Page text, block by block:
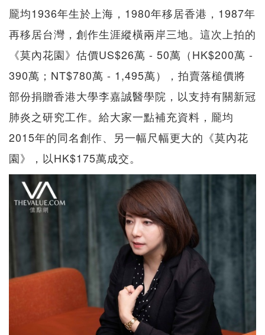
龎均1936年生於上海，1980年移居香港，1987年
再移居台灣，創作生涯縱橫兩岸三地。這次上拍的
《莫內花園》估價US$26萬 - 50萬（HK$200萬 -
390萬；NT$780萬 - 1,495萬），拍賣落槌價將
部份捐贈香港大學李嘉誠醫學院，以支持有關新冠
肺炎之研究工作。給大家一點補充資料，龎均
2015年的同名創作、另一幅尺幅更大的《莫內花
園》，以HK$175萬成交。